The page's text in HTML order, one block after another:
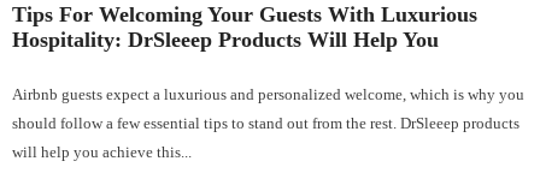
Tips For Welcoming Your Guests With Luxurious
Hospitality: DrSleeep Products Will Help You
Airbnb guests expect a luxurious and personalized welcome, which is why you
should follow a few essential tips to stand out from the rest. DrSleeep products
will help you achieve this...